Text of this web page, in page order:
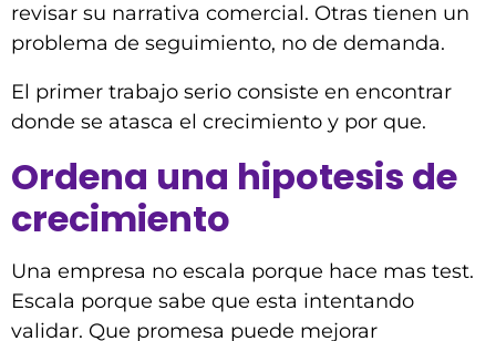
revisar su narrativa comercial. Otras tienen un
problema de seguimiento, no de demanda.
El primer trabajo serio consiste en encontrar
donde se atasca el crecimiento y por que.
Ordena una hipotesis de
crecimiento
Una empresa no escala porque hace mas test.
Escala porque sabe que esta intentando
validar. Que promesa puede mejorar